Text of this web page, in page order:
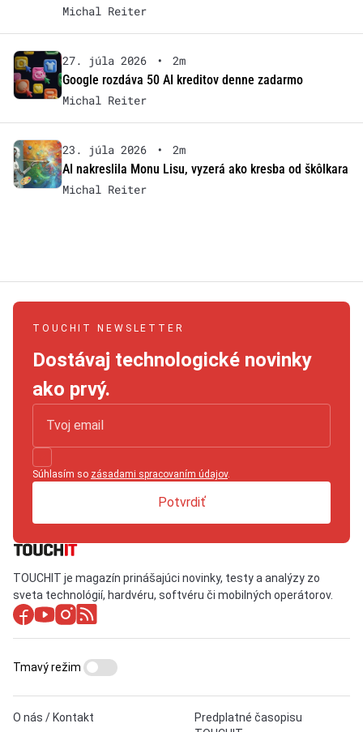
Michal Reiter
27. júla 2026 •
2m
Google rozdáva 50 AI kreditov denne zadarmo
Michal Reiter
23. júla 2026 •
2m
AI nakreslila Monu Lisu, vyzerá ako kresba od škôlkara
Michal Reiter
TOUCHIT NEWSLETTER
Dostávaj technologické novinky
ako prvý.
Súhlasím so zásadami spracovaním údajov.
Potvrdiť
TOUCHIT je magazín prinášajúci novinky, testy a analýzy zo
sveta technológií, hardvéru, softvéru či mobilných operátorov.
O nás / Kontakt
Predplatné časopisu
Tmavý režim